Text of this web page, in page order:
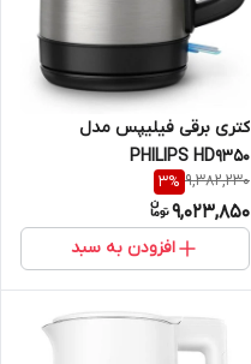
کتری برقی فیلیپس مدل
PHILIPS HD9350
9,382,230
3%
9,023,850
افزودن به سبد